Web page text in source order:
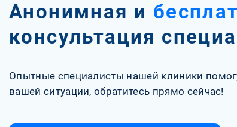
Анонимная и
консультация
Опытные специалисты нашей клиники
вашей ситуации, обратитесь прямо сейчас!